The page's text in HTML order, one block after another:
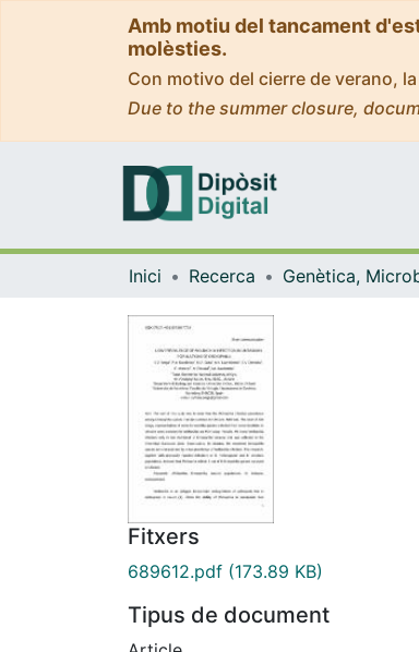
Amb motiu del tancament
molèsties.
Con motivo del cierre de verano,
Due to the summer closure,
Inici Recerca
Fitxers
689612.pdf (173.89 KB)
Tipus de document